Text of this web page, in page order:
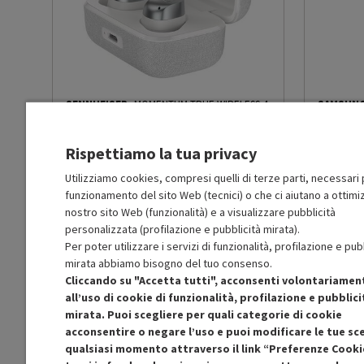
Set aereo
Bluetooth di Classe 1.
ore di ascolto con un
dalla custodia di ricarica;
ascolto; Controlli
Resistenti all’acqua e al
Atmos; Modalità
(auricolare) 1,5 cm;
Larghezza: (custodia)
Accessori in dotazione
Custodia di ricarica
da USB-C a USB-C
SENNHEISER MOMENTUM TRUE WIRELESS 4
MOLTO BUONO
O: Confezione originale integra
: Accessori principali presenti
B: Estetica prodotto ottima
N: Prodotto funzionante
Prodotto Nuovo 169.99 -10%
Ricondizionato 152.99
Aggiungi al carrello
O:
:
C: Estetica
N: Prodotto
Rispettiamo la tua privacy
Utilizziamo cookies, compresi quelli di terze parti, necessari
funzionamento del sito Web (tecnici) o che ci aiutano a
nostro sito Web (funzionalità) e a visualizzare pubblicità
personalizzata (profilazione e pubblicità mirata).
Per poter utilizzare i servizi di funzionalità, profilazione e
mirata abbiamo bisogno del tuo consenso.
Cliccando su "Accetta tutti", acconsenti
all’uso di cookie di funzionalità, profilazione e
mirata. Puoi scegliere per quali categorie di cookie
acconsentire o negare l’uso e puoi modificare le tue
qualsiasi momento attraverso il link “Preferenze